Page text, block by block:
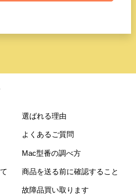
選ばれる理由
よくあるご質問
Mac型番の調べ方
商品を送る前に確認すること
故障品買い取ります